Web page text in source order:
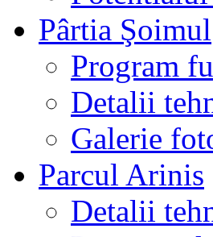
Pârtia Şoimul
Program
Detalii
Galerie
Parcul Arinis
Detalii